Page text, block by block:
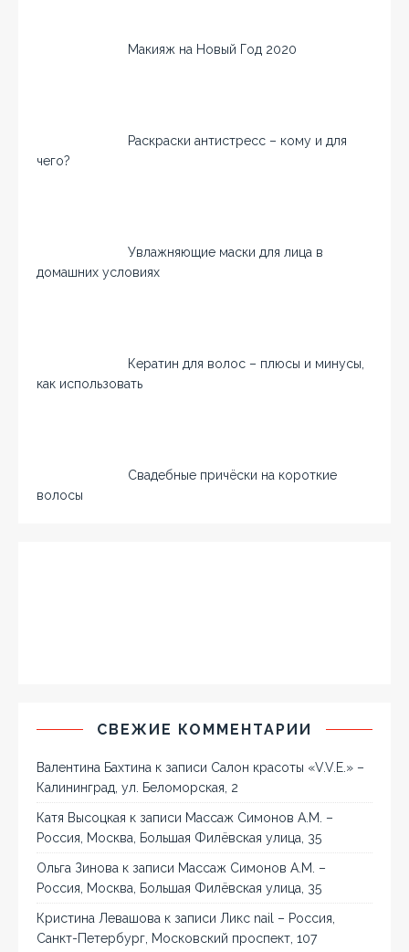
Макияж на Новый Год 2020
Раскраски антистресс – кому и для
чего?
Увлажняющие маски для лица в
домашних условиях
Кератин для волос – плюсы и минусы,
как использовать
Свадебные причёски на короткие
волосы
СВЕЖИЕ КОММЕНТАРИИ
Валентина Бахтина к записи Салон красоты «V.V.E.» –
Калининград, ул. Беломорская, 2
Катя Высоцкая к записи Массаж Симонов А.М. –
Россия, Москва, Большая Филёвская улица, 35
Ольга Зинова к записи Массаж Симонов А.М. –
Россия, Москва, Большая Филёвская улица, 35
Кристина Левашова к записи Ликс nail – Россия,
Санкт-Петербург, Московский проспект, 107